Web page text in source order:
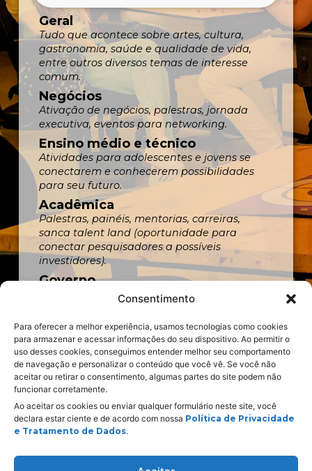
Consentimento
Para oferecer a melhor experiência, usamos tecnologias como cookies
para armazenar e acessar informações do seu dispositivo. Ao permitir o
uso desses cookies, conseguimos entender melhor seu comportamento
de navegação e personalizar o conteúdo que você vê. Se você não
aceitar ou retirar o consentimento, algumas partes do site podem não
funcionar corretamente.
Ao aceitar os cookies ou enviar qualquer formulário neste site, você
declara estar ciente e de acordo com nossa Política de Privacidade
e Tratamento de Dados.
Geral
Tudo que acontece sobre artes, cultura,
gastronomia, saúde e qualidade de vida,
entre outros diversos temas de interesse
comum.
Negócios
Ativação de negócios, palestras, jornada
executiva, eventos para networking.
Ensino médio e técnico
Atividades para adolescentes e jovens se
conectarem e conhecerem possibilidades
para seu futuro.
Acadêmica
Palestras, painéis, mentorias, carreiras,
sanca talent land (oportunidade para
conectar pesquisadores a possíveis
investidores).
Governo
Atividades sobre soluções e tecnologias para
Realização: